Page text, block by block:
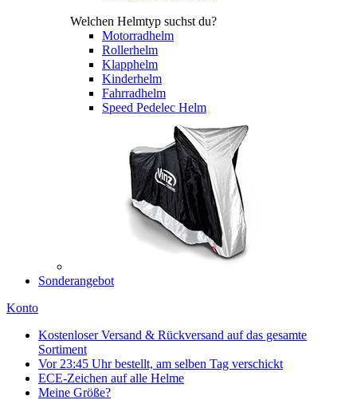
Welchen Helmtyp suchst du?
Motorradhelm
Rollerhelm
Klapphelm
Kinderhelm
Fahrradhelm
Speed Pedelec Helm
Sonderangebot
Konto
Kostenloser Versand & Rückversand auf das gesamte
Sortiment
Vor 23:45 Uhr bestellt, am selben Tag verschickt
ECE-Zeichen auf alle Helme
Meine Größe?